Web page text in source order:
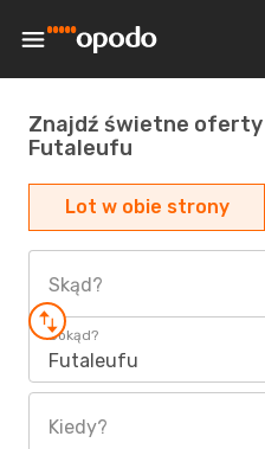
Znajdź świetne
Futaleufu
Lot w obie strony
Skąd?
Dokąd?
Futaleufu
Kiedy?